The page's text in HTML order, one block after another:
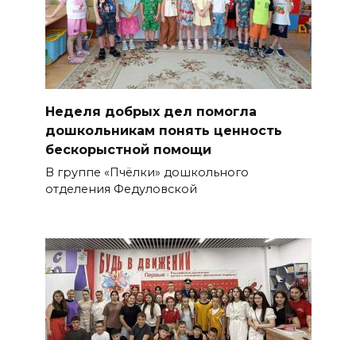
Неделя добрых дел помогла
дошкольникам понять ценность
бескорыстной помощи
В группе «Пчёлки» дошкольного
отделения Федуловской